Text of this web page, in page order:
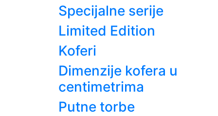
Specijalne serije
Limited Edition
Koferi
Dimenzije kofera u
centimetrima
Putne torbe